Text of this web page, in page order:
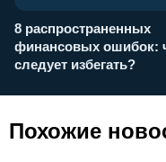
8 распространенных
финансовых ошибок:
следует избегать?
Похожие